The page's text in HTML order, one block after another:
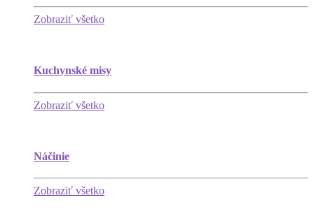
Zobraziť všetko
Kuchynské misy
Zobraziť všetko
Náčinie
Zobraziť všetko